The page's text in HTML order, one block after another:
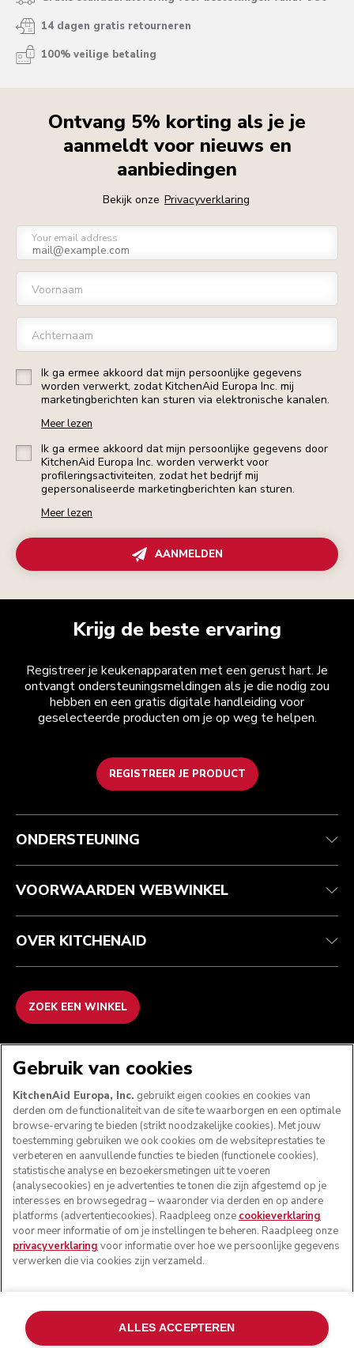
14 dagen gratis retourneren
100% veilige betaling
Ontvang 5% korting als je je
aanmeldt voor nieuws en
aanbiedingen
Bekijk onze Privacyverklaring
Your email address
Voornaam
Achternaam
Ik ga ermee akkoord dat mijn persoonlijke gegevens
worden verwerkt, zodat KitchenAid Europa Inc. mij
marketingberichten kan sturen via elektronische kanalen.
Meer lezen
Ik ga ermee akkoord dat mijn persoonlijke gegevens door
KitchenAid Europa Inc. worden verwerkt voor
profileringsactiviteiten, zodat het bedrijf mij
gepersonaliseerde marketingberichten kan sturen.
Meer lezen
AANMELDEN
Krijg de beste ervaring
Registreer je keukenapparaten met een gerust hart. Je
ontvangt ondersteuningsmeldingen als je die nodig zou
hebben en een gratis digitale handleiding voor
geselecteerde producten om je op weg te helpen.
REGISTREER JE PRODUCT
Health check
Je bestelling volgen
Garantie en documenten
Veelgestelde vragen
Algemene voorwaarden
Retournering en terugbetaling
Imprint
ODR
Het merk
Zoek een winkel
ONDERSTEUNING
VOORWAARDEN WEBWINKEL
OVER KITCHENAID
ZOEK EEN WINKEL
VOLG ONS
© KitchenAid 2026 - Alle rechten voorbehouden.
KitchenAid en het design van de mixer zijn handelsmerken
Gebruik van cookies
KitchenAid Europa, Inc. gebruikt eigen cookies en cookies van
derden om de functionaliteit van de site te waarborgen en een optimale
browse-ervaring te bieden (strikt noodzakelijke cookies). Met jouw
toestemming gebruiken we ook cookies om de websiteprestaties te
verbeteren en aanvullende functies te bieden (functionele cookies),
statistische analyse en bezoekersmetingen uit te voeren
(analysecookies) en je advertenties te tonen die zijn afgestemd op je
interesses en browsegedrag – waaronder via derden en op andere
platforms (advertentiecookies). Raadpleeg onze cookieverklaring
voor meer informatie of om je instellingen te beheren. Raadpleeg onze
privacyverklaring voor informatie over hoe we persoonlijke gegevens
verwerken die via cookies zijn verzameld.
ALLES ACCEPTEREN